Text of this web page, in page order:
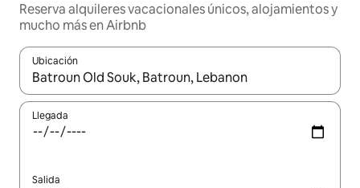
Reserva alquileres vacacionales únicos, alojamientos y
mucho más en Airbnb
Ubicación
Cuando los resultados estén disponibles, navega con las
Llegada
Salida